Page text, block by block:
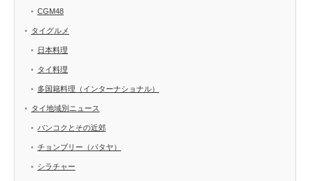
CGM48
タイグルメ
日本料理
タイ料理
多国籍料理（インターナショナル）
タイ地域別ニュース
バンコクとその近郊
チョンブリー（パタヤ）
シラチャー